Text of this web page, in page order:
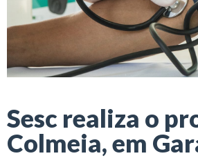
Sesc realiza o
Colmeia, em